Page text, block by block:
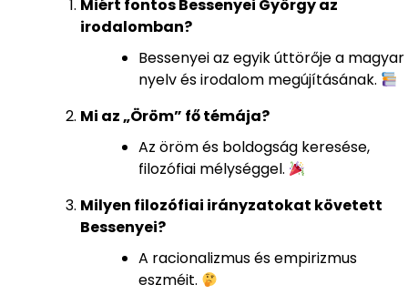
Miért fontos Bessenyei György az
irodalomban?
Bessenyei az egyik úttörője a magyar
nyelv és irodalom megújításának.
Mi az „Öröm” fő témája?
Az öröm és boldogság keresése,
filozófiai mélységgel.
Milyen filozófiai irányzatokat követett
Bessenyei?
A racionalizmus és empirizmus
eszméit.